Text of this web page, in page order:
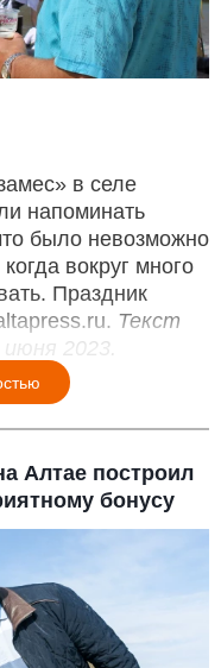
в селе
напоминать
было невозможно
вокруг много
Праздник
Текст
2023.
Алтае построил
бонусу